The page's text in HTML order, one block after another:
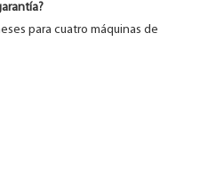
para cuatro máquinas de